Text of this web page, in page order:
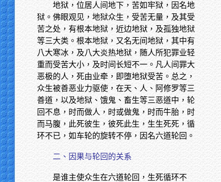
地狱，位居人间地下，苦如牢狱，因名地
狱。佛眼观见，地狱众生，受苦无量，及其受
苦之处，有根本地狱，近边地狱，及孤独地狱
等三大类。根本地狱，又名无间地狱，其中有
八大寒冰，及八大炎热地狱，随人所犯罪业轻
重而受苦大小，及时间长短不一。凡人间罪大
恶极的人，死由业牵，即堕地狱受苦。总之，
众生被善恶业力驱使，在天、人、阿修罗等三
善道，以及地狱、饿鬼、畜生等三恶道中，轮
回不息，时而做人，时或做鬼，时而牛胎，时
而马腹，此死彼生，彼死此生，生生死死，循
环不已，如车轮的旋转不停，因名六道轮回。
二、因果与轮回的关系
是谁主使众生在六道轮回，生死循环不